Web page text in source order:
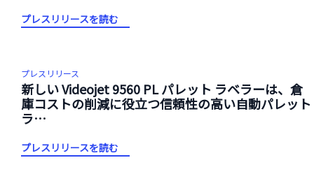
プレスリリースを読む
プレスリリース
新しい Videojet 9560 PL パレット ラベラーは、倉
庫コストの削減に役立つ信頼性の高い自動パレット
ラ…
プレスリリースを読む